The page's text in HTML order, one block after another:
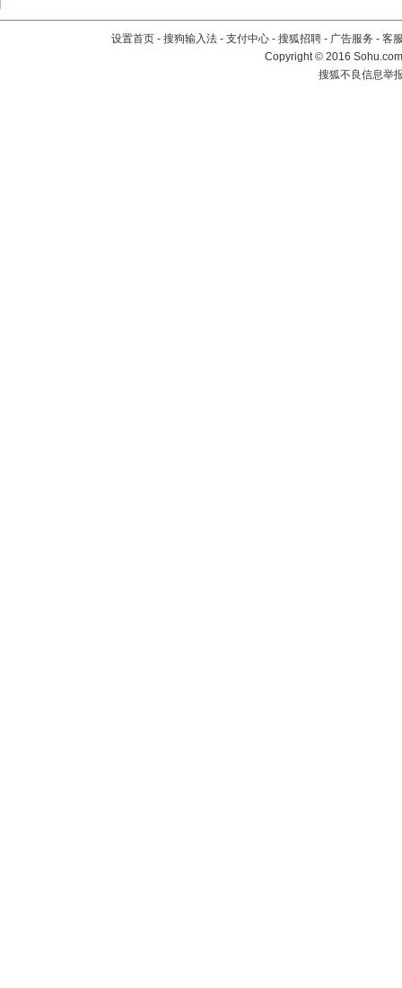
设置首页 - 搜狗输入法 - 支付中心 - 搜狐招聘 - 广告服务 - 客
Copyright©2016
搜狐不良信息举